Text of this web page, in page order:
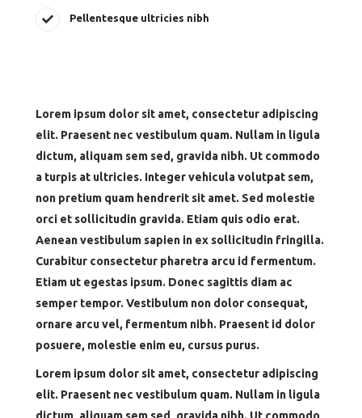
Pellentesque ultricies nibh
dictum, aliquam sem sed, gravida nibh. Ut commodo
a turpis at ultricies. Integer vehicula volutpat sem,
non pretium quam hendrerit sit amet. Sed molestie
orci et sollicitudin gravida. Etiam quis odio erat.
Aenean vestibulum sapien in ex sollicitudin fringilla.
Curabitur consectetur pharetra arcu id fermentum.
Etiam ut egestas ipsum. Donec sagittis diam ac
semper tempor. Vestibulum non dolor consequat,
ornare arcu vel, fermentum nibh. Praesent id dolor
posuere, molestie enim eu, cursus purus.
Lorem ipsum dolor sit amet, consectetur adipiscing
elit. Praesent nec vestibulum quam. Nullam in ligula
dictum, aliquam sem sed, gravida nibh. Ut commodo
a turpis at ultricies. Integer vehicula volutpat sem,